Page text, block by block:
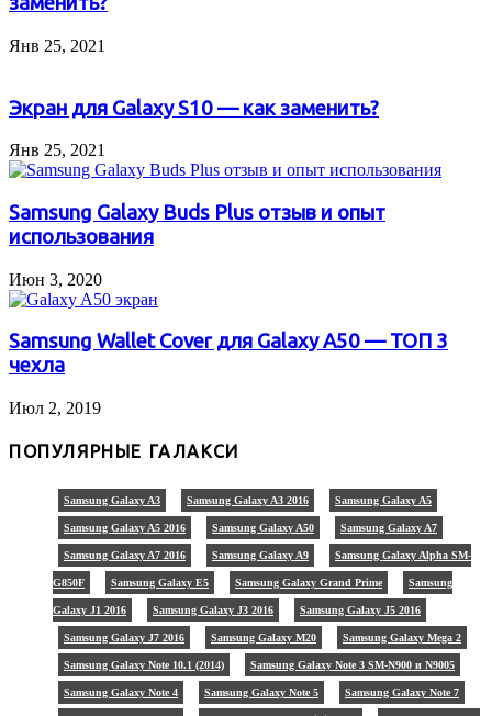
Янв 25, 2021
Экран для Galaxy S10 — как заменить?
Янв 25, 2021
Samsung Galaxy Buds Plus отзыв и опыт
использования
Июн 3, 2020
Samsung Wallet Cover для Galaxy A50 — ТОП 3
чехла
Июл 2, 2019
ПОПУЛЯРНЫЕ ГАЛАКСИ
Samsung Galaxy A3 Samsung Galaxy A3 2016 Samsung Galaxy A5
Samsung Galaxy A5 2016 Samsung Galaxy A50 Samsung Galaxy A7
Samsung Galaxy A7 2016 Samsung Galaxy A9 Samsung Galaxy Alpha SM-
G850F Samsung Galaxy E5 Samsung Galaxy Grand Prime Samsung
Galaxy J1 2016 Samsung Galaxy J3 2016 Samsung Galaxy J5 2016
Samsung Galaxy J7 2016 Samsung Galaxy M20 Samsung Galaxy Mega 2
Samsung Galaxy Note 10.1 (2014) Samsung Galaxy Note 3 SM-N900 и N9005
Samsung Galaxy Note 4 Samsung Galaxy Note 5 Samsung Galaxy Note 7